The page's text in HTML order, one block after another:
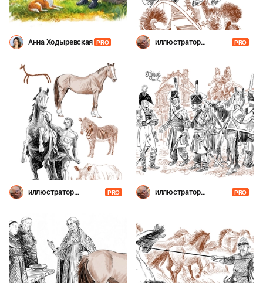
Анна Ходыревская PRO
иллюстратор
PRO
иллюстратор
PRO
иллюстратор
PRO